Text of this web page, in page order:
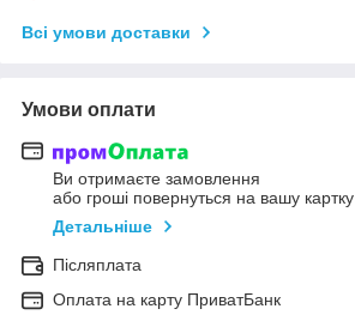
Всі умови доставки
Умови оплати
Ви отримаєте замовлення
або гроші повернуться на вашу картку
Детальніше
Післяплата
Оплата на карту ПриватБанк